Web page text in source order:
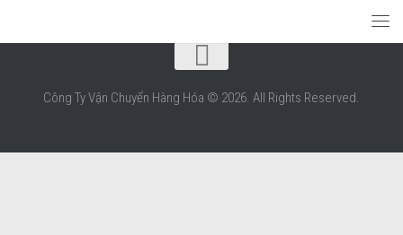
Công Ty Vận Chuyển Hàng Hóa © 2026. All Rights Reserved.